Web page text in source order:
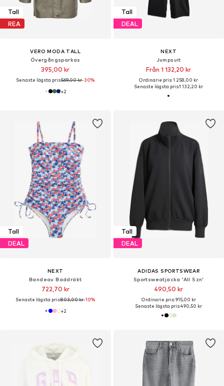
Tall
REA
VERO MODA TALL
Övergångsparkas
395,00 kr
Senaste lägsta pris:569,00 kr-30%
+2
Tall
DEAL
NEXT
Jumpsuit
Från 1 132,20 kr
Ordinarie pris: 1 258,00 kr
Senaste lägsta pris:1 132,20 kr
Tall
DEAL
NEXT
Bandeau Baddräkt
722,70 kr
Senaste lägsta pris:803,00 kr-10%
+2
Tall
DEAL
ADIDAS SPORTSWEAR
Sportsweatjacka 'All Szn'
490,50 kr
Ordinarie pris: 915,00 kr
Senaste lägsta pris:490,50 kr